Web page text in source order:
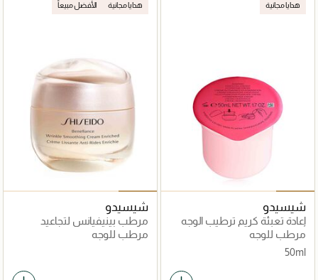
هدايا مجانية
شيسيدو
إعادة تعبئة كريم ترطيب الوجه
اسينشال انرجي 50مل
مرطب للوجه
50ml
هدايا مجانية الأفضل مبيعاً
شيسيدو
مرطب بينيفيانس لتجاعيد
مرطب للوجه